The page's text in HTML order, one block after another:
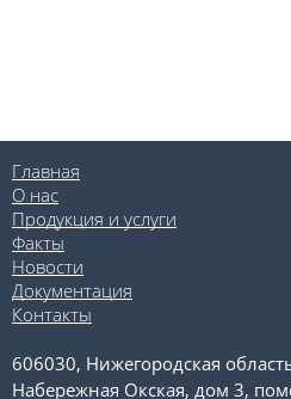
Главная
О нас
Продукция и услуги
Факты
Новости
Документация
Контакты
606030, Нижегородская
Набережная Окская, дом 3,